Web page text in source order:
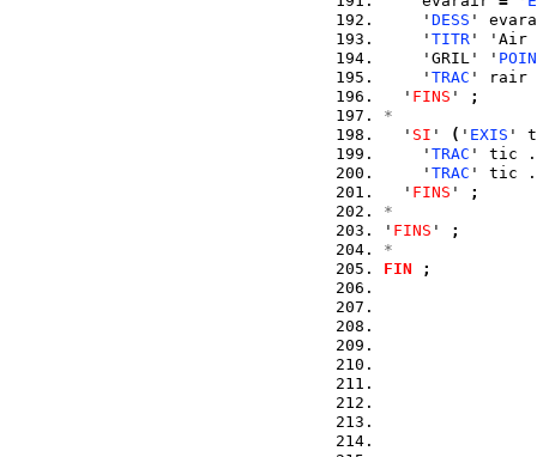
    '
DESS '
    '
TITR ' 'Air
    'GRIL' '
POIN
    '
TRAC ' rair
  '
FINS '
;
*
  '
SI ' ( ' EXIS '
    '
TRAC ' tic .
    '
TRAC ' tic .
  '
FINS '
;
*
' FINS '
;
*
FIN
;